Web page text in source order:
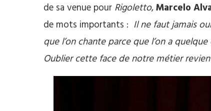
de sa venue pour Rigoletto,Marcelo
de mots importants : Il ne faut jamais
que l’on chante parce que l’on a
Oublier cette face de notre métier